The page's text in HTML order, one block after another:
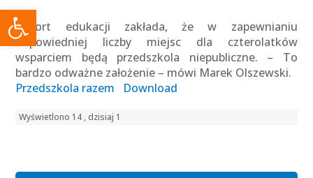
Otwórz pasek narzędzi
Resort edukacji zakłada, że w zapewnianiu
odpowiedniej liczby miejsc dla czterolatków
wsparciem będą przedszkola niepubliczne. – To
bardzo odważne założenie – mówi Marek Olszewski.
Przedszkola razem
Download
Wyświetlono 14 , dzisiaj 1